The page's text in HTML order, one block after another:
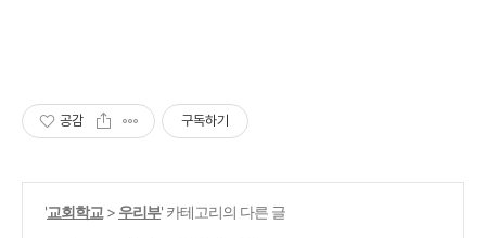
공감 구독하기
'교회학교 > 우리부' 카테고리의 다른 글